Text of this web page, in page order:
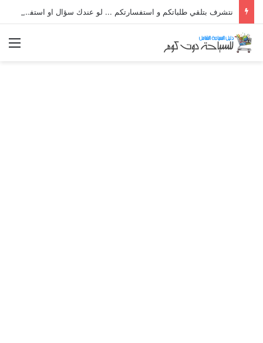
نتشرف بتلقي طلباتكم و استفسارتكم ... لو عندك سؤال او استفسار ماتدرددش فى طلب المساعدة